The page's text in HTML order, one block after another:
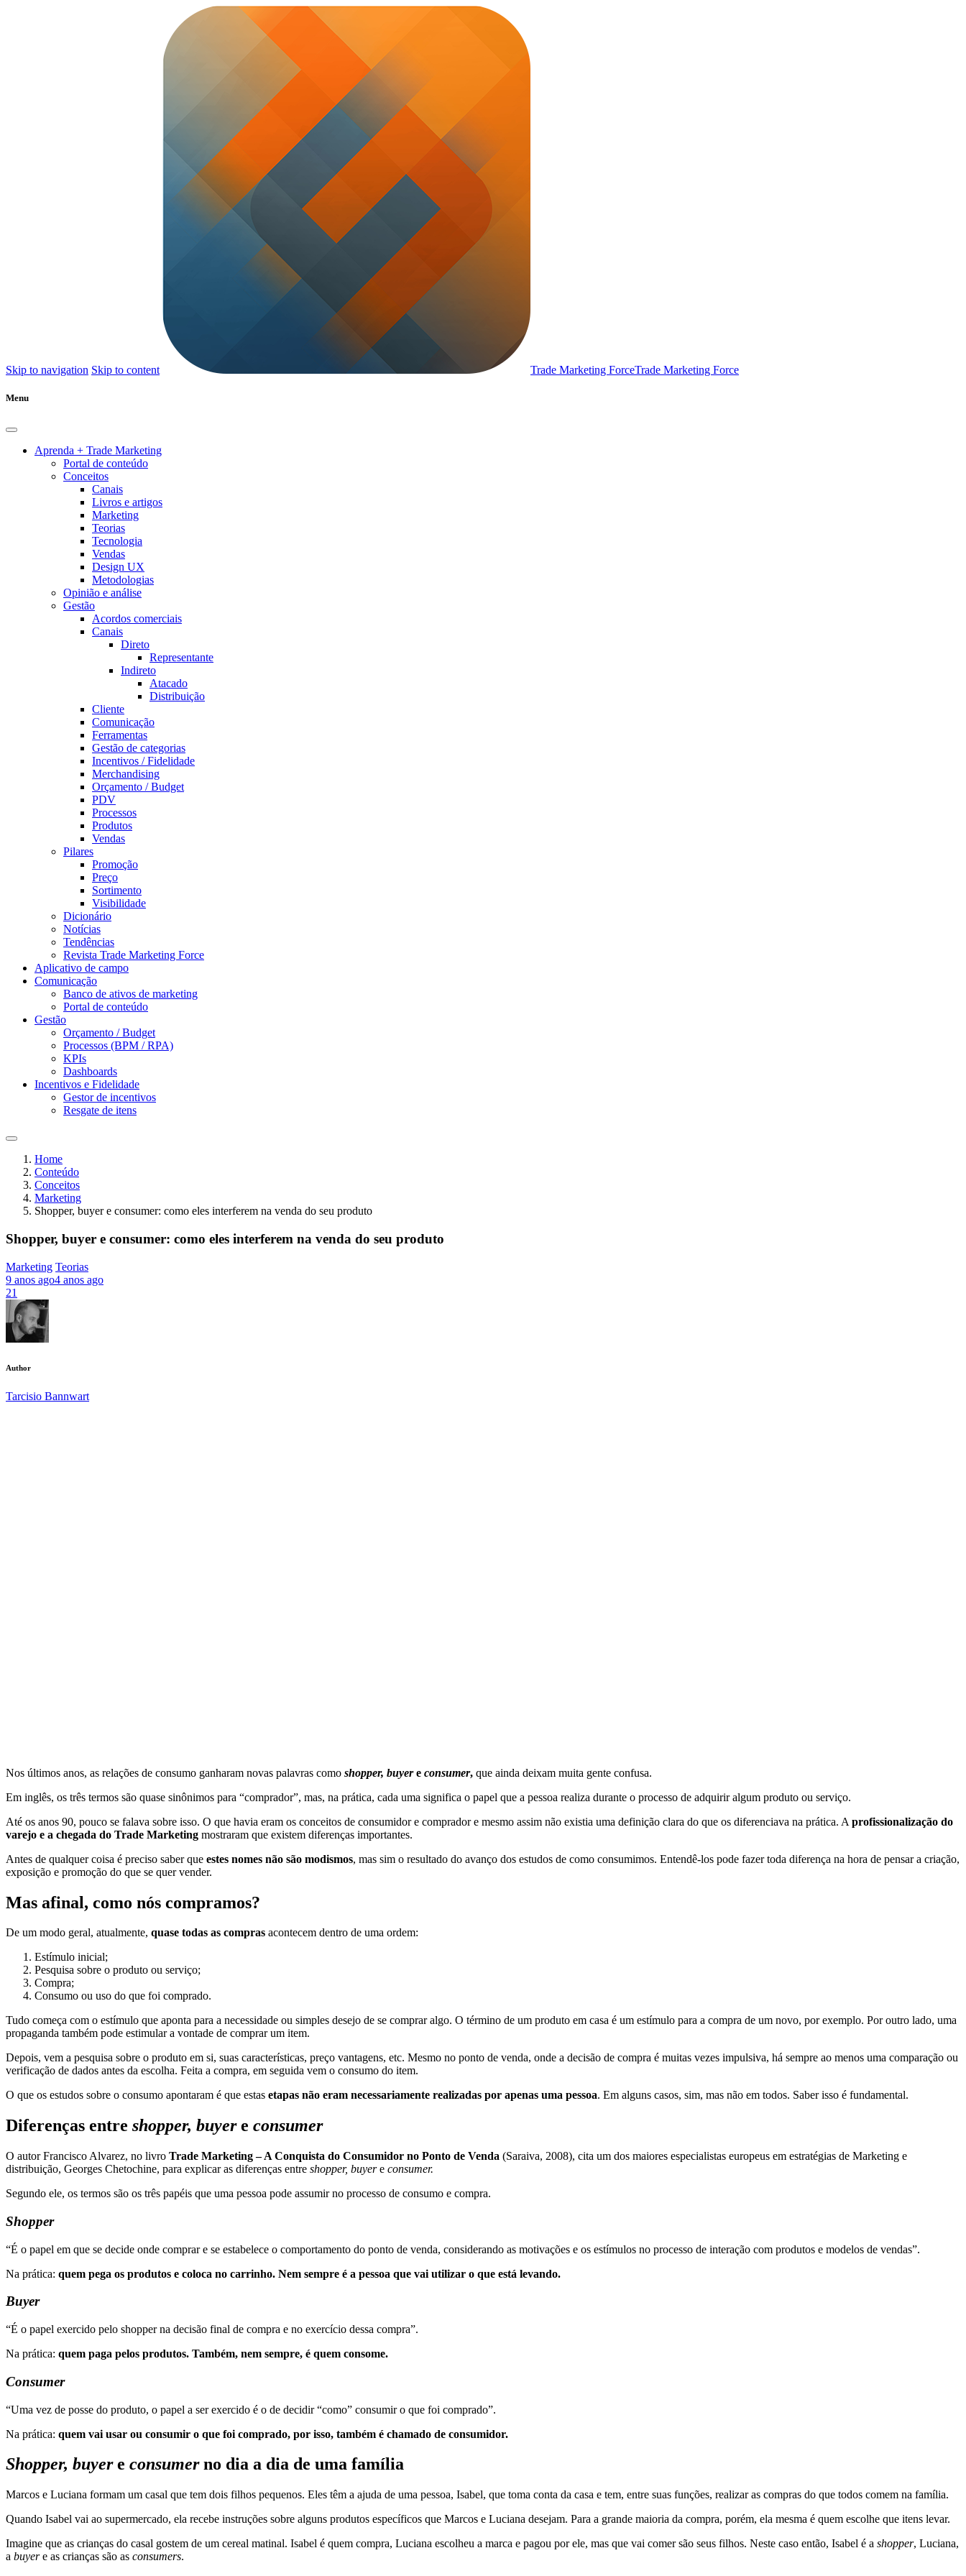
Skip to navigation Skip to content Trade Marketing ForceTrade Marketing Force
Menu
Aprenda + Trade Marketing
Portal de conteúdo
Conceitos
Canais
Livros e artigos
Marketing
Teorias
Tecnologia
Vendas
Design UX
Metodologias
Opinião e análise
Gestão
Acordos comerciais
Canais
Direto
Representante
Indireto
Atacado
Distribuição
Cliente
Comunicação
Ferramentas
Gestão de categorias
Incentivos / Fidelidade
Merchandising
Orçamento / Budget
PDV
Processos
Produtos
Vendas
Pilares
Promoção
Preço
Sortimento
Visibilidade
Dicionário
Notícias
Tendências
Revista Trade Marketing Force
Aplicativo de campo
Comunicação
Banco de ativos de marketing
Portal de conteúdo
Gestão
Orçamento / Budget
Processos (BPM / RPA)
KPIs
Dashboards
Incentivos e Fidelidade
Gestor de incentivos
Resgate de itens
Home
Conteúdo
Conceitos
Marketing
Shopper, buyer e consumer: como eles interferem na venda do seu produto
Shopper, buyer e consumer: como eles interferem na venda do seu produto
Marketing Teorias
9 anos ago4 anos ago
21
Author
Tarcisio Bannwart
Nos últimos anos, as relações de consumo ganharam novas palavras como shopper, buyere consumer, que ainda deixam muita gente confusa.
Em inglês, os três termos são quase sinônimos para “comprador”, mas, na prática, cada uma significa o papel que a pessoa realiza durante o processo de adquirir algum produto ou serviço.
Até os anos 90, pouco se falava sobre isso. O que havia eram os conceitos de consumidor e comprador e mesmo assim não existia uma definição clara do que os diferenciava na prática. A profissionalização do
varejo e a chegada do Trade Marketing mostraram que existem diferenças importantes.
Antes de qualquer coisa é preciso saber que estes nomes não são modismos, mas sim o resultado do avanço dos estudos de como consumimos. Entendê-los pode fazer toda diferença na hora de pensar a criação,
exposição e promoção do que se quer vender.
Mas afinal, como nós compramos?
De um modo geral, atualmente, quase todas as compras acontecem dentro de uma ordem:
Estímulo inicial;
Pesquisa sobre o produto ou serviço;
Compra;
Consumo ou uso do que foi comprado.
Tudo começa com o estímulo que aponta para a necessidade ou simples desejo de se comprar algo. O término de um produto em casa é um estímulo para a compra de um novo, por exemplo. Por outro lado, uma
propaganda também pode estimular a vontade de comprar um item.
Depois, vem a pesquisa sobre o produto em si, suas características, preço vantagens, etc. Mesmo no ponto de venda, onde a decisão de compra é muitas vezes impulsiva, há sempre ao menos uma comparação ou
verificação de dados antes da escolha. Feita a compra, em seguida vem o consumo do item.
O que os estudos sobre o consumo apontaram é que estas etapas não eram necessariamente realizadas por apenas uma pessoa. Em alguns casos, sim, mas não em todos. Saber isso é fundamental.
Diferenças entre shopper, buyere consumer
O autor Francisco Alvarez, no livro Trade Marketing – A Conquista do Consumidor no Ponto de Venda (Saraiva, 2008), cita um dos maiores especialistas europeus em estratégias de Marketing e
distribuição, Georges Chetochine, para explicar as diferenças entre shopper, buyere consumer.
Segundo ele, os termos são os três papéis que uma pessoa pode assumir no processo de consumo e compra.
Shopper
“É o papel em que se decide onde comprar e se estabelece o comportamento do ponto de venda, considerando as motivações e os estímulos no processo de interação com produtos e modelos de vendas”.
Na prática: quem pega os produtos e coloca no carrinho. Nem sempre é a pessoa que vai utilizar o que está levando.
Buyer
“É o papel exercido pelo shopper na decisão final de compra e no exercício dessa compra”.
Na prática: quem paga pelos produtos. Também, nem sempre, é quem consome.
Consumer
“Uma vez de posse do produto, o papel a ser exercido é o de decidir “como” consumir o que foi comprado”.
Na prática: quem vai usar ou consumir o que foi comprado, por isso, também é chamado de consumidor.
Shopper, buyere consumerno dia a dia de uma família
Marcos e Luciana formam um casal que tem dois filhos pequenos. Eles têm a ajuda de uma pessoa, Isabel, que toma conta da casa e tem, entre suas funções, realizar as compras do que todos comem na família.
Quando Isabel vai ao supermercado, ela recebe instruções sobre alguns produtos específicos que Marcos e Luciana desejam. Para a grande maioria da compra, porém, ela mesma é quem escolhe que itens levar.
Imagine que as crianças do casal gostem de um cereal matinal. Isabel é quem compra, Luciana escolheu a marca e pagou por ele, mas que vai comer são seus filhos. Neste caso então, Isabel é a shopper, Luciana,
a buyere as crianças são as consumers.